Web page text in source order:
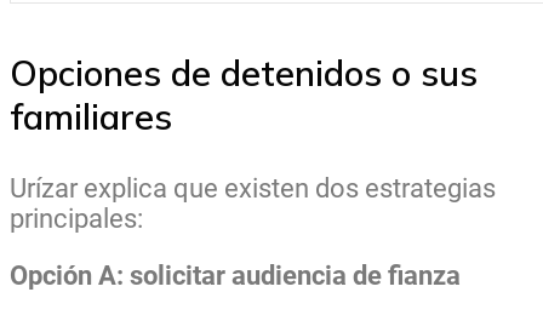
Opciones de detenidos o sus
familiares
Urízar explica que existen dos estrategias
principales:
Opción A: solicitar audiencia de fianza